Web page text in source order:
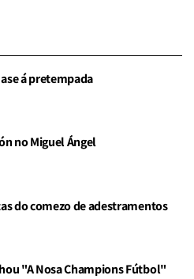
á pretempada
no Miguel Ángel
do comezo de adestramentos
"A Nosa Champions Fútbol"